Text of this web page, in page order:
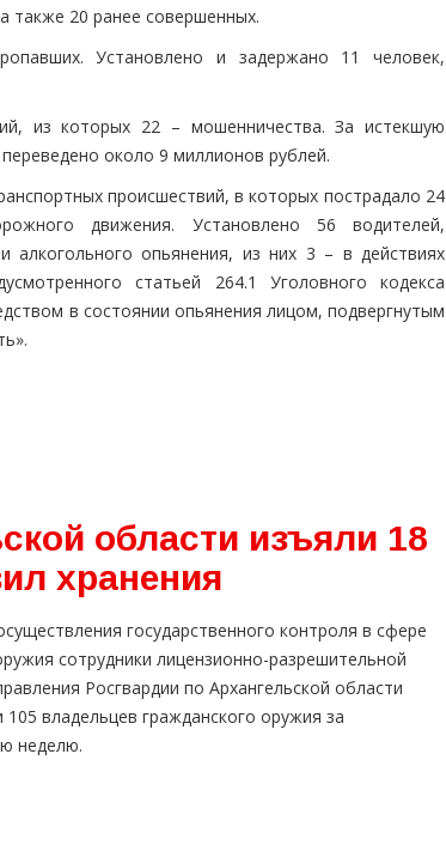
также 20 ранее совершенных.
Установлено и задержано 11 человек,
из которых 22 – мошенничества. За истекшую
около 9 миллионов рублей.
происшествий, в которых пострадало 24
движения. Установлено 56 водителей,
алкогольного опьянения, из них 3 – в действиях
статьей 264.1 Уголовного кодекса
в состоянии опьянения лицом, подвергнутым
области изъяли 18
хранения
государственного контроля в сфере
сотрудники лицензионно-разрешительной
Росгвардии по Архангельской области
105 владельцев гражданского оружия за
неделю.